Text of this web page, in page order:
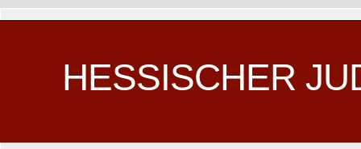
HESSISCHER